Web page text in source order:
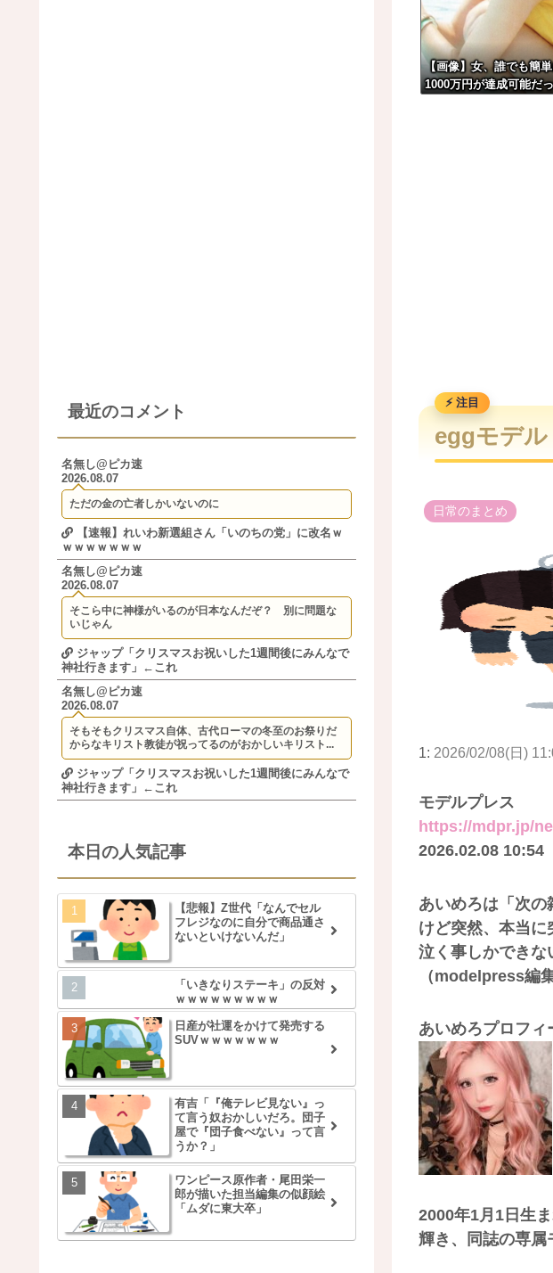
【画像】宇垣美
【画像】タトゥ
【画像】スレン
【動画】首都
【動画】野菜売
【動画】両方馬
【画像】女、誰でも簡
1000万円が達成可能だ
eggモデル
日常のまとめ
1: 2026/02/08(日)
モデルプレス
https://mdpr.jp/
2026.02.08 10:54
あいめろは「次
けど突然、本当
泣く事しかできな
（modelpress編
あいめろプロフィ
2000年1月1日生
輝き、同誌の専属
最近のコメント
名無し@ピカ速
2026.08.07
ただの金の亡者しかいないのに
【速報】れいわ新選組さん「いのちの党」に改名ｗ
ｗｗｗｗｗｗｗ
名無し@ピカ速
2026.08.07
そこら中に神様がいるのが日本なんだぞ？ 別に問題な
いじゃん
ジャップ「クリスマスお祝いした1週間後にみんなで
神社行きます」←これ
名無し@ピカ速
2026.08.07
そもそもクリスマス自体、古代ローマの冬至のお祭りだ
からなキリスト教徒が祝ってるのがおかしいキリスト...
ジャップ「クリスマスお祝いした1週間後にみんなで
神社行きます」←これ
本日の人気記事
【悲報】Z世代「なんでセル
フレジなのに自分で商品通さ
ないといけないんだ」
「いきなりステーキ」の反対
ｗｗｗｗｗｗｗｗｗ
日産が社運をかけて発売する
SUVｗｗｗｗｗｗｗ
有吉「『俺テレビ見ない』っ
て言う奴おかしいだろ。団子
屋で『団子食べない』って言
うか？」
ワンピース原作者・尾田栄一
郎が描いた担当編集の似顔絵
「ムダに東大卒」